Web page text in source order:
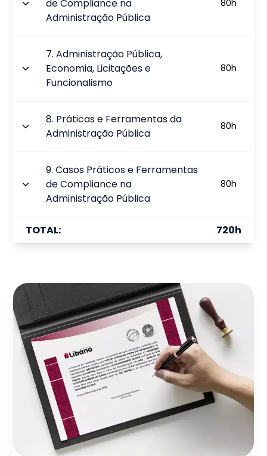
de Compliance na
Administração Pública
80h
7.Administração Pública,
Economia, Licitações e
Funcionalismo
80h
8. Práticas e Ferramentas da
Administração Pública
80h
9.Casos Práticos e Ferramentas
de Compliance na
Administração Pública
80h
TOTAL: 720h